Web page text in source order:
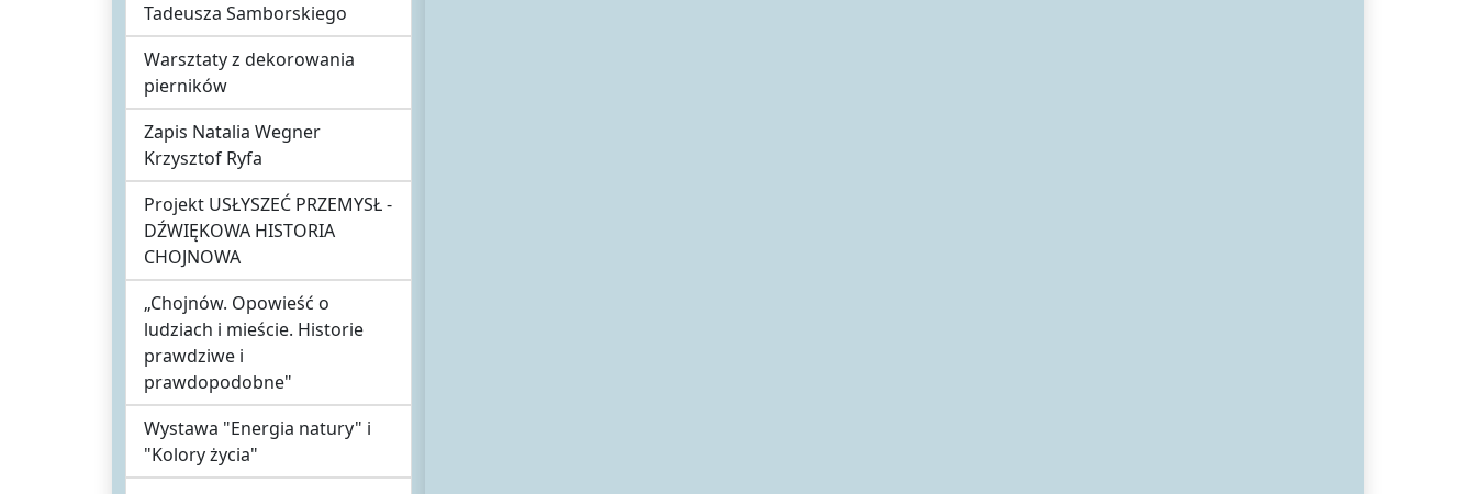
Tadeusza Samborskiego
Warsztaty z dekorowania
pierników
Zapis Natalia Wegner
Krzysztof Ryfa
Projekt USŁYSZEĆ PRZEMYSŁ -
DŹWIĘKOWA HISTORIA
CHOJNOWA
„Chojnów. Opowieść o
ludziach i mieście. Historie
prawdziwe i
prawdopodobne"
Wystawa "Energia natury" i
"Kolory życia"